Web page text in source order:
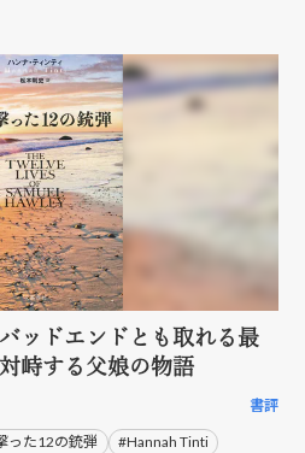
ッドエンドとも取れる最
峙する父娘の物語
書評
った12の銃弾 #Hannah Tinti